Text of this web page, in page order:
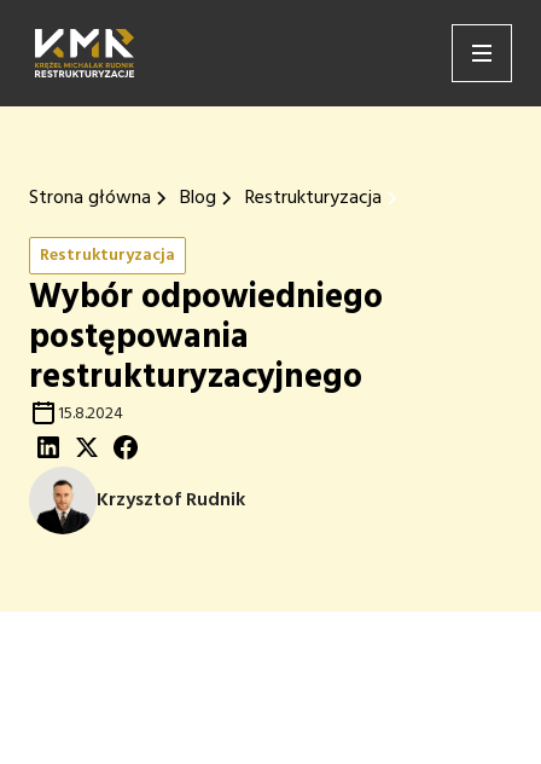
Strona główna Blog Restrukturyzacja
Restrukturyzacja
Wybór odpowiedniego
postępowania
restrukturyzacyjnego
15.8.2024
Krzysztof Rudnik